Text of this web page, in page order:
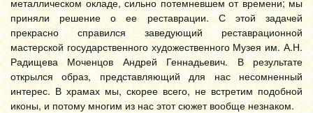
приняли решение о ее реставрации. С этой задачей
прекрасно справился заведующий реставрационной
мастерской государственного художественного Музея им. А.Н.
Радищева Моченцов Андрей Геннадьевич. В результате
открылся образ, представляющий для нас несомненный
интерес. В храмах мы, скорее всего, не встретим подобной
иконы, и потому многим из нас этот сюжет вообще незнаком.